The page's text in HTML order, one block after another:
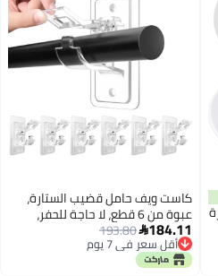
كاست ويف حامل قضيب الستارة،
عبوة من 6 قطع، لا حاجة للحفر،
حاملات قضيب الستارة ذاتية اللصق،
حاملات قضيب متعددة الاستخدامات
بدون مسامير، خطافات قضيب
184.11
193.80
أقل سعر في 7 يوم
أقل سعر في 7 يوم